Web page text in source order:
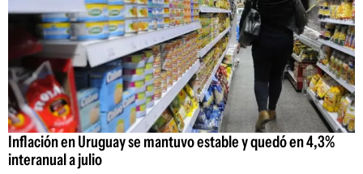
Inflación en Uruguay se mantuvo estable y quedó en 4,3%
interanual a julio